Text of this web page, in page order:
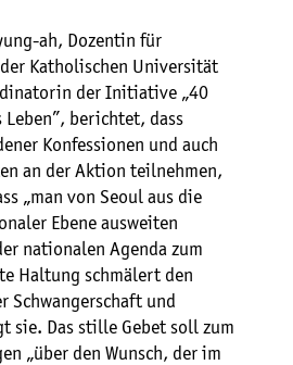
ah, Dozentin für
Katholischen Universität
der Initiative „40
Leben”, berichtet, dass
Konfessionen und auch
an der Aktion teilnehmen,
„man von Seoul aus die
Ebene ausweiten
nationalen Agenda zum
Haltung schmälert den
Schwangerschaft und
sie. Das stille Gebet soll zum
„über den Wunsch, der im